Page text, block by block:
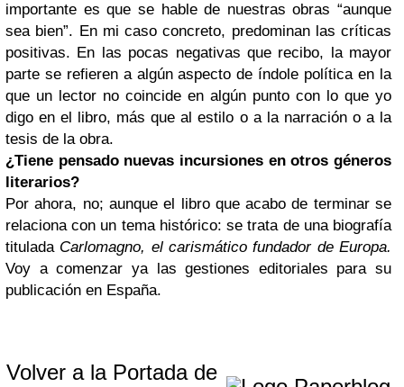
importante es que se hable de nuestras obras “aunque
sea bien”. En mi caso concreto, predominan las críticas
positivas. En las pocas negativas que recibo, la mayor
parte se refieren a algún aspecto de índole política en la
que un lector no coincide en algún punto con lo que yo
digo en el libro, más que al estilo o a la narración o a la
tesis de la obra.
¿Tiene pensado nuevas incursiones en otros géneros
literarios?
Por ahora, no; aunque el libro que acabo de terminar se
relaciona con un tema histórico: se trata de una biografía
titulada Carlomagno, el carismático fundador de Europa.
Voy a comenzar ya las gestiones editoriales para su
publicación en España.
Volver a la Portada de